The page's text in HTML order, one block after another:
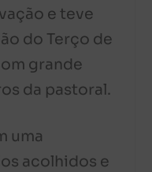
e teve
do Terço de
grande
da pastoral.
uma
acolhidos e